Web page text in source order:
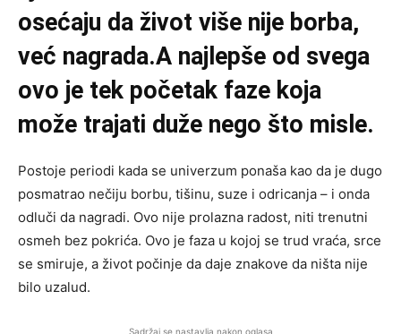
osećaju da život više nije borba,
već nagrada.A najlepše od svega
ovo je tek početak faze koja
može trajati duže nego što misle.
Postoje periodi kada se univerzum ponaša kao da je dugo
posmatrao nečiju borbu, tišinu, suze i odricanja – i onda
odluči da nagradi. Ovo nije prolazna radost, niti trenutni
osmeh bez pokrića. Ovo je faza u kojoj se trud vraća, srce
se smiruje, a život počinje da daje znakove da ništa nije
bilo uzalud.
Sadržaj se nastavlja nakon oglasa